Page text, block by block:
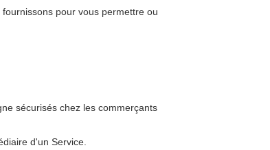
pour vous permettre ou
sécurisés chez les commerçants
d'un Service.